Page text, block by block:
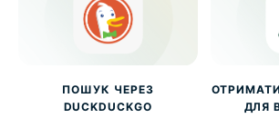
ПОШУК ЧЕРЕЗ
DUCKDUCKGO
ДЛЯ